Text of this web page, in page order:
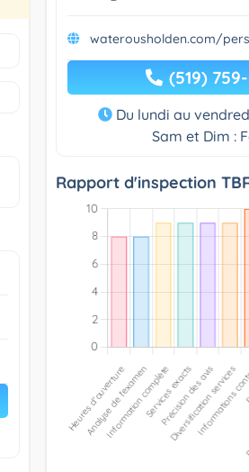
waterousholden.com/
(519)
Du lundi au
Sam et Dim :
Rapport d'inspection